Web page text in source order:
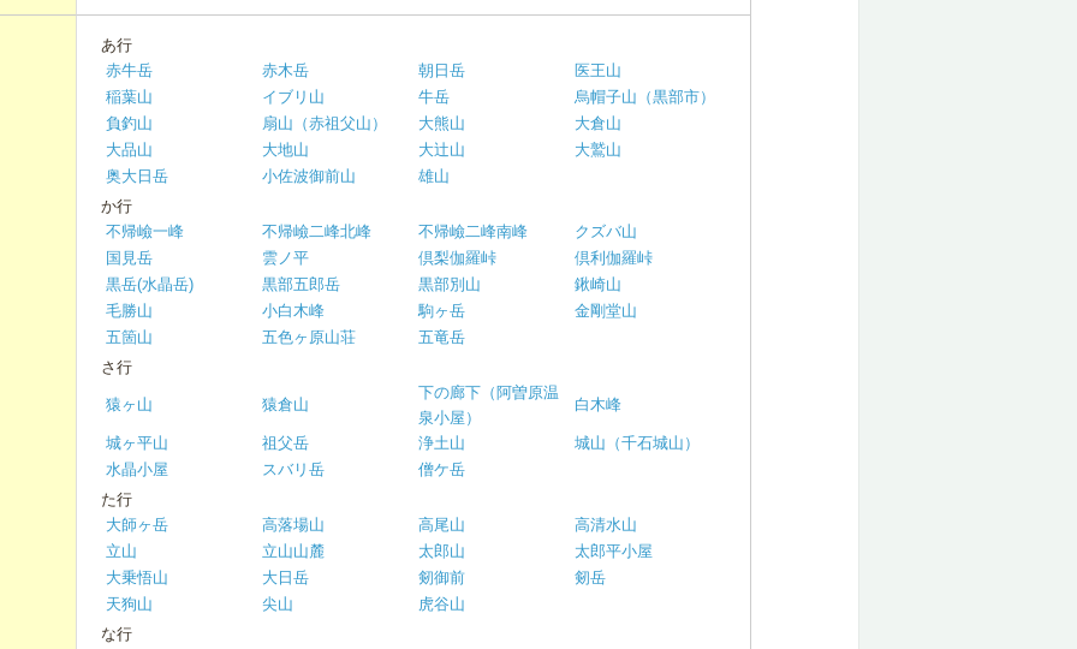
あ行
赤牛岳
赤木岳 朝日岳
医王山
稲葉山
イブリ山 牛岳
烏帽子山（黒部市）
負釣山
扇山（赤祖父山） 大熊山
大倉山
大品山
大地山 大辻山
大鷲山
奥大日岳
小佐波御前山
雄山
か行
不帰嶮一峰
不帰嶮二峰北峰 不帰嶮二峰南峰
クズバ山
国見岳
雲ノ平 倶梨伽羅峠
倶利伽羅峠
黒岳(水晶岳)
黒部五郎岳 黒部別山
鍬崎山
毛勝山
小白木峰 駒ヶ岳
金剛堂山
五箇山
五色ヶ原山荘
五竜岳
さ行
猿ヶ山 猿倉山
下の廊下（阿曽原温
泉小屋）
白木峰
城ヶ平山 祖父岳 浄土山
城山（千石城山）
水晶小屋
スバリ岳
僧ケ岳
た行
大師ヶ岳
高落場山 高尾山
高清水山
立山
立山山麓 太郎山
太郎平小屋
大乗悟山
大日岳 剱御前
剱岳
天狗山
尖山
虎谷山
な行